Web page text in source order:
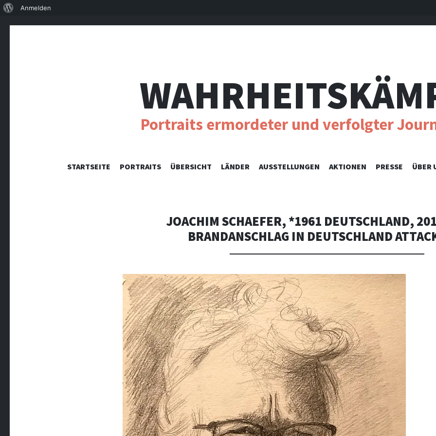
Portraits ermordeter und verfolgter
SKIP
STARTSEITE PORTRAITS ÜBERSICHT LÄNDER AUSSTELLUNGEN AKTIONEN PRESSE ÜBER
JOACHIM SCHAEFER, *1961 DEUTSCHLAND,
BRANDANSCHLAG IN DEUTSCHLAND
Über
Anmelden